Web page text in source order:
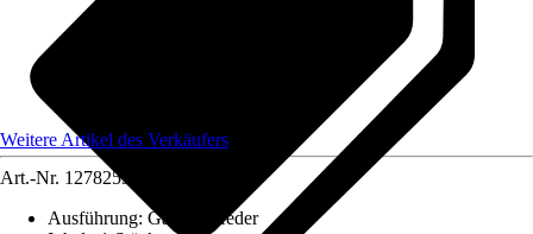
Weitere Artikel des Verkäufers
Art.-Nr. 12782533
Ausführung: Gasdruckfeder